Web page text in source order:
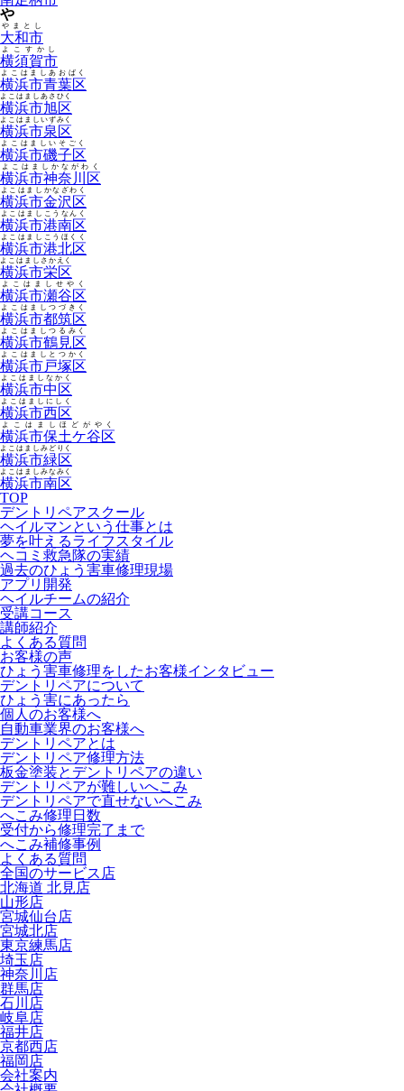
や
大和市
やまとし
横須賀市
よこすかし
横浜市青葉区
よこはましあおばく
横浜市旭区
よこはましあさひく
横浜市泉区
よこはましいずみく
横浜市磯子区
よこはましいそごく
横浜市神奈川区
よこはましかながわく
横浜市金沢区
よこはましかなざわく
横浜市港南区
よこはましこうなんく
横浜市港北区
よこはましこうほくく
横浜市栄区
よこはましさかえく
横浜市瀬谷区
よこはましせやく
横浜市都筑区
よこはましつづきく
横浜市鶴見区
よこはましつるみく
横浜市戸塚区
よこはましとつかく
横浜市中区
よこはましなかく
横浜市西区
よこはましにしく
横浜市保土ケ谷区
よこはましほどがやく
横浜市緑区
よこはましみどりく
横浜市南区
よこはましみなみく
TOP
デントリペアスクール
ヘイルマンという仕事とは
夢を叶えるライフスタイル
ヘコミ救急隊の実績
過去のひょう害車修理現場
アプリ開発
ヘイルチームの紹介
受講コース
講師紹介
よくある質問
お客様の声
ひょう害車修理をしたお客様インタビュー
デントリペアについて
ひょう害にあったら
個人のお客様へ
自動車業界のお客様へ
デントリペアとは
デントリペア修理方法
板金塗装とデントリペアの違い
デントリペアが難しいへこみ
デントリペアで直せないへこみ
へこみ修理日数
受付から修理完了まで
へこみ補修事例
よくある質問
全国のサービス店
北海道 北見店
山形店
宮城仙台店
宮城北店
東京練馬店
埼玉店
神奈川店
群馬店
石川店
岐阜店
福井店
京都西店
福岡店
会社案内